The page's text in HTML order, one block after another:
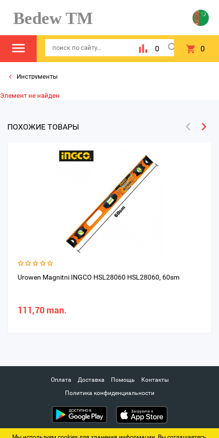
Bedew TM
0 0
Инструменты
Элемент не найден
ПОХОЖИЕ ТОВАРЫ
Urowen Magnitni INGCO HSL28060 HSL28060, 60sm
111,70 man.
Оплата Доставка Помощь
Контакты
Политика конфиденциальности